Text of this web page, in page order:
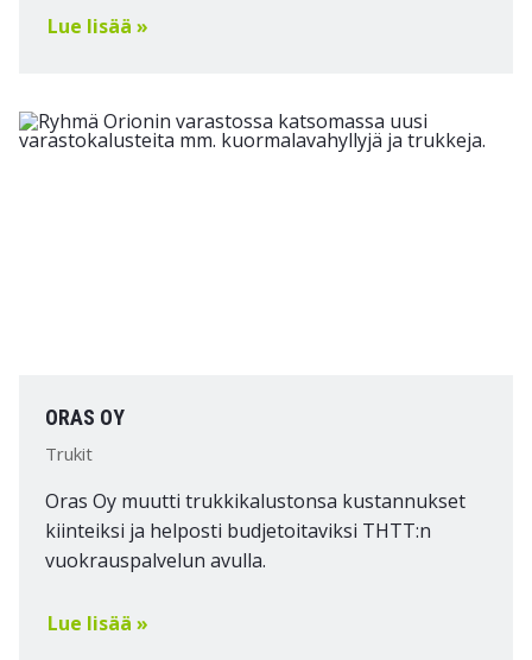
Lue lisää »
ORAS OY
Trukit
Oras Oy muutti trukkikalustonsa kustannukset
kiinteiksi ja helposti budjetoitaviksi THTT:n
vuokrauspalvelun avulla.
Lue lisää »